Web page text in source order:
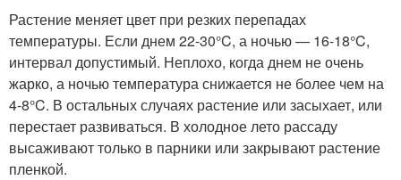
Растение меняет цвет при резких перепадах
температуры. Если днем 22-30°C, а ночью — 16-18°C,
интервал допустимый. Неплохо, когда днем не очень
жарко, а ночью температура снижается не более чем на
4-8°C. В остальных случаях растение или засыхает, или
перестает развиваться. В холодное лето рассаду
высаживают только в парники или закрывают растение
пленкой.